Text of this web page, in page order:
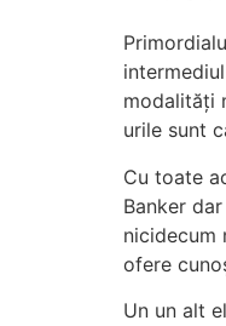
modalități
urile sunt
Cu toate
Banker
nicidecum
ofere
Un un alt